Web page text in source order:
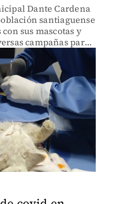
Dante Cardena
santiaguense
sus mascotas y
campañas para